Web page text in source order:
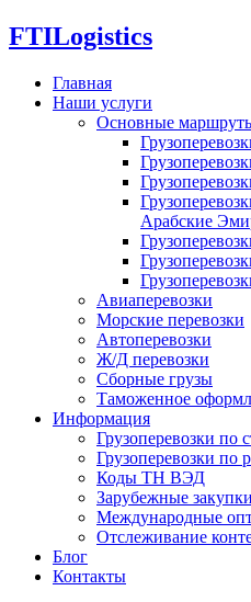
FTILogistics
Главная
Наши услуги
Основные
Арабские
Авиаперевозки
Морские перевозки
Автоперевозки
Ж/Д перевозки
Сборные грузы
Таможенное
Информация
Грузоперевозки по
Грузоперевозки по
Коды ТН ВЭД
Зарубежные закупки
Международные
Отслеживание
Блог
Контакты